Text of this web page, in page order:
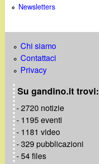
Newsletters
Chi siamo
Contattaci
Privacy
Su gandino.it trovi:
- 2720 notizie
- 1195 eventi
- 1181 video
- 329 pubblicazioni
- 54 files